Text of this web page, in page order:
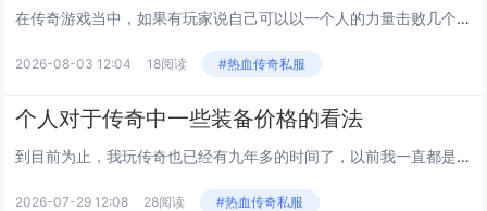
在传奇游戏当中，如果有玩家说自己可以以一个人的力量击败几个人，那么我是不会相信的，还有一些玩家认为法师这个职业的确可以...
2026-08-03 12:04 18阅读 #热血传奇私服
个人对于传奇中一些装备价格的看法
到目前为止，我玩传奇也已经有九年多的时间了，以前我一直都是呆在老区玩，没有去体验过新区，对于新区我也有很强烈的好奇心。...
2026-07-29 12:08 28阅读 #热血传奇私服